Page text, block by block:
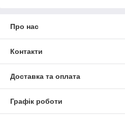
Про нас
Контакти
Доставка та оплата
Графік роботи